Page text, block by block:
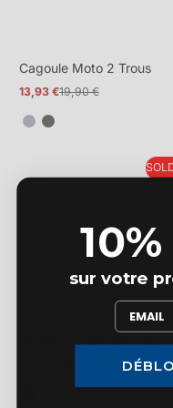
Cagoule Moto 2 Trous
Prix
13,93 €
Prix
19,90 €
Cache Cou Ski Originaux
promotionnel
sur votre